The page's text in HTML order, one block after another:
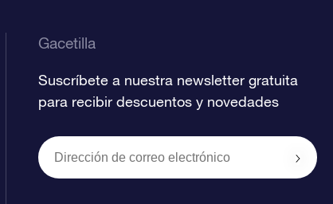
Gacetilla
Suscríbete a nuestra newsletter gratuita
para recibir descuentos y novedades